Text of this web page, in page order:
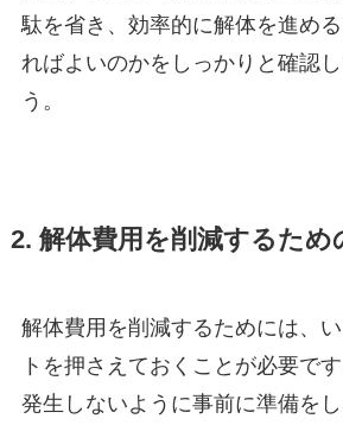
駄を省き、効率的に解体を進め
ればよいのかをしっかりと確認
う。
2. 解体費用を削減するため
解体費用を削減するためには、
トを押さえておくことが必要で
発生しないように事前に準備をし